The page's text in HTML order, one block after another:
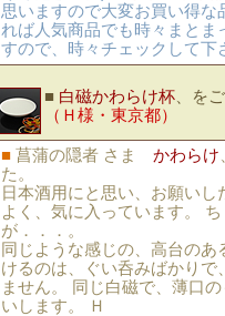
思いますので大変お買い得
れば人気商品でも時々まと
すので、時々チェックして下
■ 白磁かわらけ杯 、を
（Ｈ様・東京都）
■ 菖蒲の隠者 さま かわらけ
た。
日本酒用にと思い、お願い
よく、気に入っています。
が．．．。
同じような感じの、高台の
けるのは、ぐい呑みばかり
ません。 同じ白磁で、薄口
いします。 Ｈ